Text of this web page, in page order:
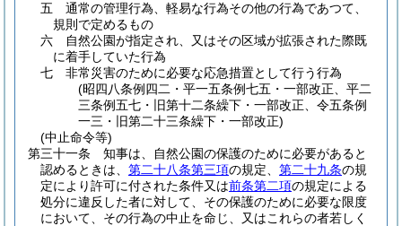
五
通常の管理行為、軽易な行為その他の行為であつて、
規則で定めるもの
六
自然公園が指定され、又はその区域が拡張された際既
に着手していた行為
七
非常災害のために必要な応急措置として行う行為
(昭四八条例四二・平一五条例七五・一部改正、平二
三条例五七・旧第十二条繰下・一部改正、令五条例
一三・旧第二十三条繰下・一部改正)
(中止命令等)
第三十一条
知事は、自然公園の保護のために必要があると
認めるときは、 第二十八条第三項の規定、 第二十九条の規
定により許可に付された条件又は前条第二項の規定による
処分に違反した者に対して、その保護のために必要な限度
において、その行為の中止を命じ、又はこれらの者若しく